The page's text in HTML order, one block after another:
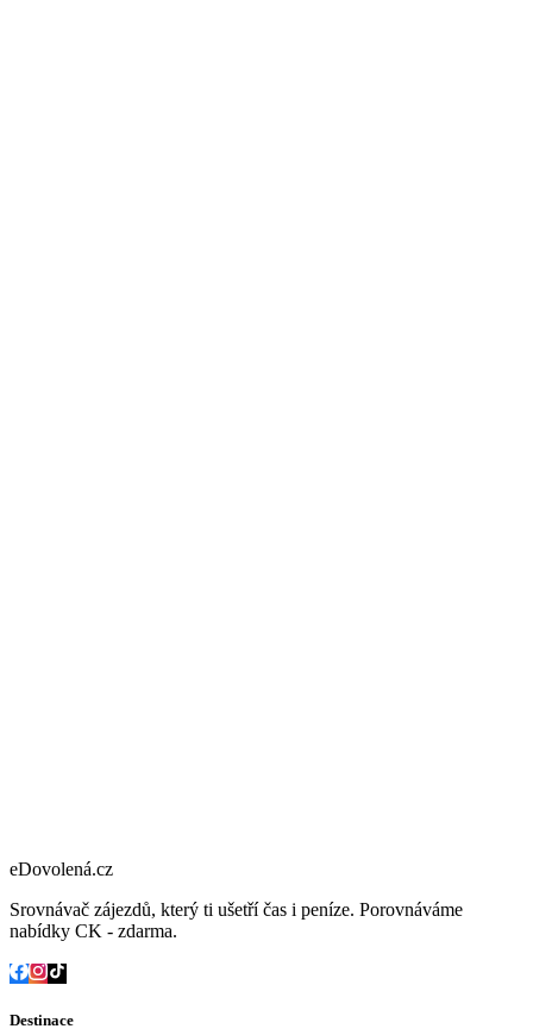
eDovolená.cz
Srovnávač zájezdů, který ti ušetří čas i peníze. Porovnáváme
nabídky CK - zdarma.
Destinace